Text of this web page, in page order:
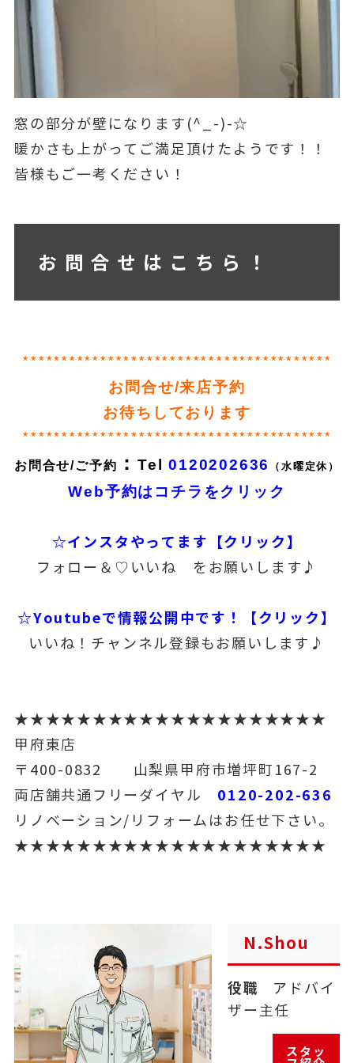
窓の部分が壁になります(^_-)-☆
暖かさも上がってご満足頂けたようです！！
皆様もご一考ください！
お問合せはこちら！
****************************************
お問合せ/来店予約
お待ちしております
****************************************
お問合せ/ご予約 ：Tel0120202636 （水曜定休）
Web予約はコチラをクリック
☆インスタやってます【クリック】
フォロー＆♡いいね をお願いします♪
☆Youtubeで情報公開中です！【クリック】
いいね！チャンネル登録もお願いします♪
★★★★★★★★★★★★★★★★★★★★
甲府東店
〒400-0832 山梨県甲府市増坪町167-2
両店舗共通フリーダイヤル 0120-202-636
リノベーション/リフォームはお任せ下さい。
★★★★★★★★★★★★★★★★★★★★
N.Shou
役職
アドバイ
ザー主任
スタッ